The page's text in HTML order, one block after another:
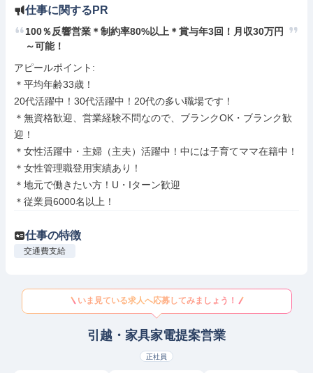
仕事に関するPR
100％反響営業＊制約率80%以上＊賞与年3回！月収30万円
～可能！
アピールポイント:
＊平均年齢33歳！
20代活躍中！30代活躍中！20代の多い職場です！
＊無資格歓迎、営業経験不問なので、ブランクOK・ブランク歓
迎！
＊女性活躍中・主婦（主夫）活躍中！中には子育てママ在籍中！
＊女性管理職登用実績あり！
＊地元で働きたい方！U・Iターン歓迎
＊従業員6000名以上！
仕事の特徴
交通費支給
いま見ている求人へ応募してみましょう！
引越・家具家電提案営業
正社員